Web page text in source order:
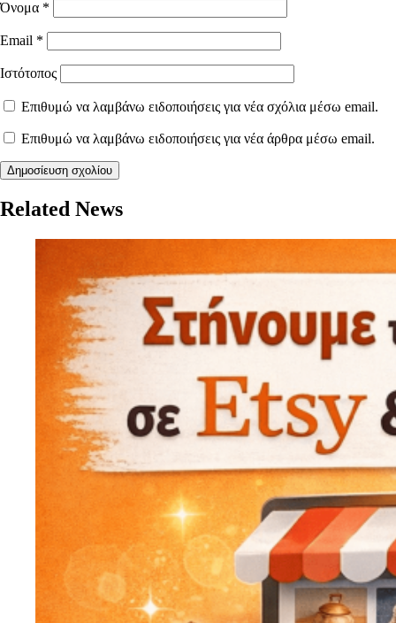
Όνομα *
Email *
Ιστότοπος
Επιθυμώ να λαμβάνω ειδοποιήσεις για νέα σχόλια μέσω email.
Επιθυμώ να λαμβάνω ειδοποιήσεις για νέα άρθρα μέσω email.
Related News